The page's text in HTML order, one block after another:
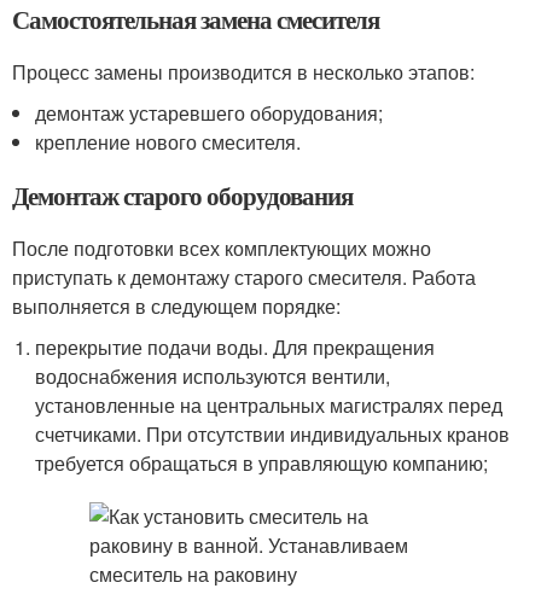
Самостоятельная замена смесителя
Процесс замены производится в несколько этапов:
демонтаж устаревшего оборудования;
крепление нового смесителя.
Демонтаж старого оборудования
После подготовки всех комплектующих можно
приступать к демонтажу старого смесителя. Работа
выполняется в следующем порядке:
перекрытие подачи воды. Для прекращения
водоснабжения используются вентили,
установленные на центральных магистралях перед
счетчиками. При отсутствии индивидуальных кранов
требуется обращаться в управляющую компанию;